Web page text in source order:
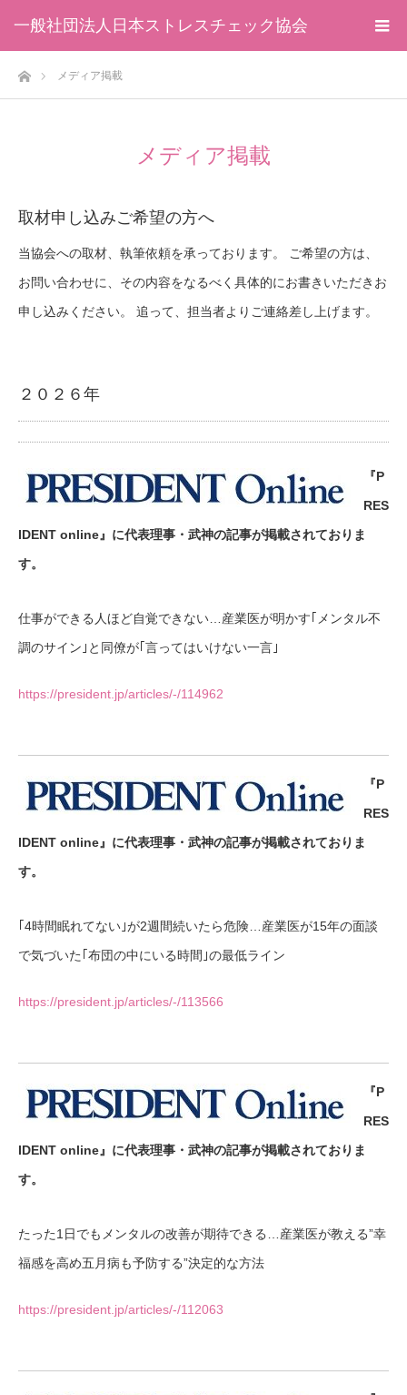
一般社団法人日本ストレスチェック協会
ホームメディア掲載
メディア掲載
取材申し込みご希望の方へ
当協会への取材、執筆依頼を承っております。 ご希望の方は、
お問い合わせに、その内容をなるべく具体的にお書きいただきお
申し込みください。 追って、担当者よりご連絡差し上げます。
２０２６年
『P
RES
IDENT online』に代表理事・武神の記事が掲載されておりま
す。
仕事ができる人ほど自覚できない…産業医が明かす｢メンタル不
調のサイン｣と同僚が｢言ってはいけない一言｣
https://president.jp/articles/-/114962
『P
RES
IDENT online』に代表理事・武神の記事が掲載されておりま
す。
｢4時間眠れてない｣が2週間続いたら危険…産業医が15年の面談
で気づいた｢布団の中にいる時間｣の最低ライン
https://president.jp/articles/-/113566
『P
RES
IDENT online』に代表理事・武神の記事が掲載されておりま
す。
たった1日でもメンタルの改善が期待できる…産業医が教える”幸
福感を高め五月病も予防する”決定的な方法
https://president.jp/articles/-/112063